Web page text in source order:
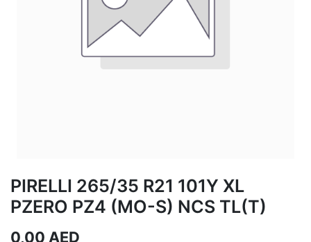
PIRELLI 265/35 R21 101Y XL
PZERO PZ4 (MO-S) NCS TL(T)
0,00 AED